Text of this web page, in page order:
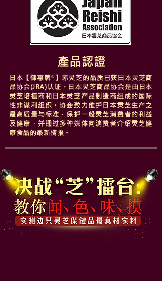
產品認證
日本【御惠牌®】赤灵芝的品质已获日本灵芝商
品协会(JRA)认证。日本灵芝商品协会是由日本
灵芝培植商和日本灵芝产品制造商组成的国际
性非谋利组织。协会致力维护日本灵芝生产之
最高质量与标准，保护一般灵芝消费者的利益
及健康，并通过多种媒体向消费者介绍灵芝健
康食品的最新情报。